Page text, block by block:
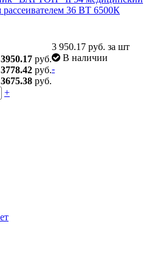
3950.17 руб.
3778.42 руб.
3675.38 руб.
3 950.17 руб. за шт
В наличии
-
+